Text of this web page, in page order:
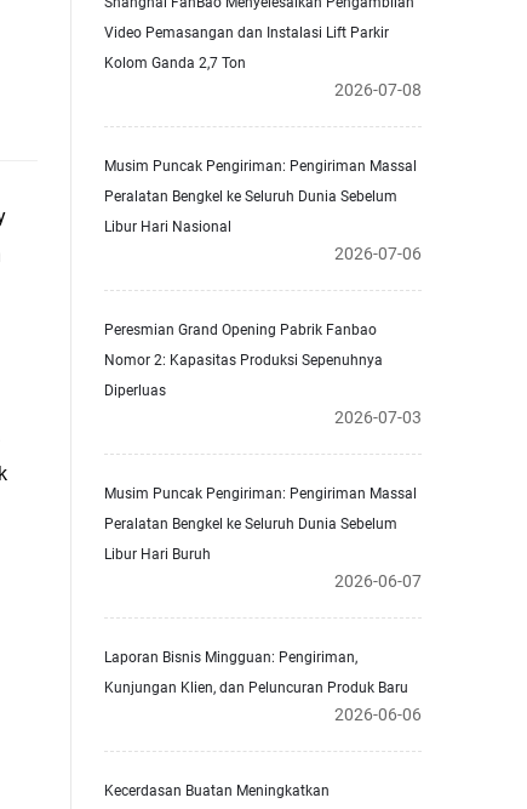
Video Pemasangan dan Instalasi Lift Parkir
Kolom Ganda 2,7 Ton
2026-07-08
Musim Puncak Pengiriman: Pengiriman Massal
Peralatan Bengkel ke Seluruh Dunia Sebelum
Libur Hari Nasional
2026-07-06
Peresmian Grand Opening Pabrik Fanbao
Nomor 2: Kapasitas Produksi Sepenuhnya
Diperluas
2026-07-03
Musim Puncak Pengiriman: Pengiriman Massal
Peralatan Bengkel ke Seluruh Dunia Sebelum
Libur Hari Buruh
2026-06-07
Laporan Bisnis Mingguan: Pengiriman,
Kunjungan Klien, dan Peluncuran Produk Baru
2026-06-06
Kecerdasan Buatan Meningkatkan